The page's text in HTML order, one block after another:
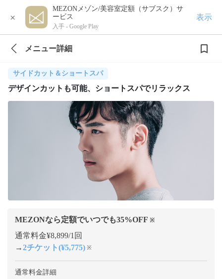
×
MEZONメゾン/美容室定額（サブスク）サ
ービス
入手 - Google Play
表示
メニュー詳細
サイドカット＆ショートスパ
デザインカットも可能、ショートスパでリラックス
MEZONなら定額でいつでも35%OFF ※
通常料金¥8,899/1回
→2チケット(¥5,775) ※
通常料金詳細